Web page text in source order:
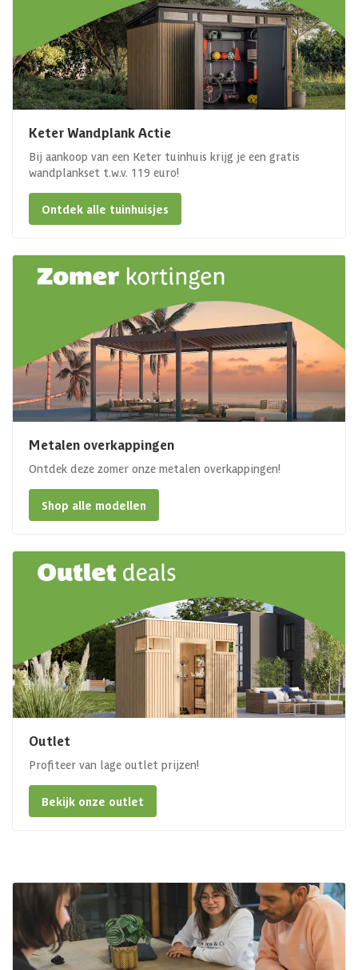
Keter Wandplank Actie
Bij aankoop van een Keter tuinhuis krijg je een gratis
wandplankset t.w.v. 119 euro!
Ontdek alle tuinhuisjes
Metalen overkappingen
Ontdek deze zomer onze metalen overkappingen!
Shop alle modellen
Outlet
Profiteer van lage outlet prijzen!
Bekijk onze outlet